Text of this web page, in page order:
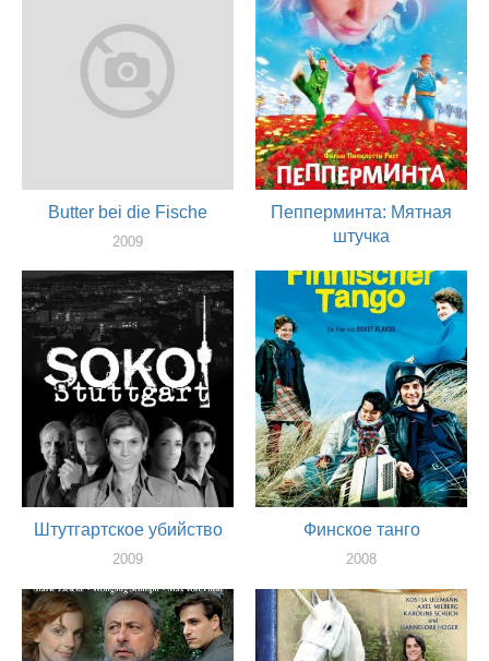
Butter bei die Fische
2009
Пепперминта: Мятная
штучка
актер
Штутгартское убийство
2009
Финское танго
2008